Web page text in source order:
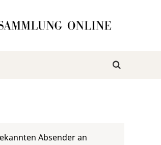
Absender an